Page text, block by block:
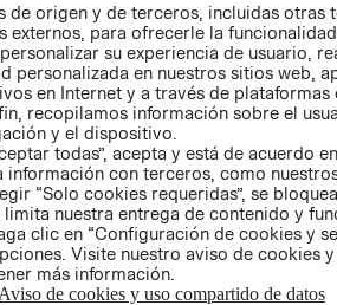
AVISO DE
PRIVACIDAD
GIFT CARD
AVISO DE
de origen y de terceros, incluidas otras
externos, para ofrecerle la
su experiencia de usuario,
personalizada en nuestros sitios web,
en Internet y a través de plataformas
recopilamos información sobre el
y el dispositivo.
todas”, acepta y está de acuerdo
información con terceros, como
“Solo cookies requeridas”, se
nuestra entrega de contenido y
clic en “Configuración de cookies y
Visite nuestro aviso de cookies
más información.
Aviso de cookies y uso compartido de datos